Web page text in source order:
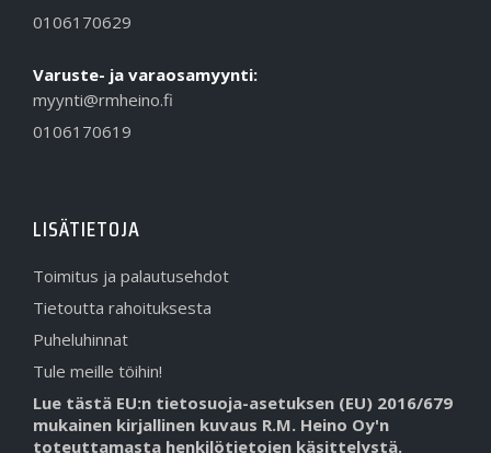
0106170629
Varuste- ja varaosamyynti:
myynti@rmheino.fi
0106170619
LISÄTIETOJA
Toimitus ja palautusehdot
Tietoutta rahoituksesta
Puheluhinnat
Tule meille töihin!
Lue tästä EU:n tietosuoja-asetuksen (EU) 2016/679
mukainen kirjallinen kuvaus R.M. Heino Oy'n
toteuttamasta henkilötietojen käsittelystä.